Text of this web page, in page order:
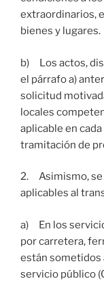
extraordinarios,
bienes y lugares.
b) Los actos,
el párrafo a)
solicitud
locales
aplicable en
tramitación de
2. Asimismo, se
aplicables al
a) En los
por carretera,
están sometidos
servicio público